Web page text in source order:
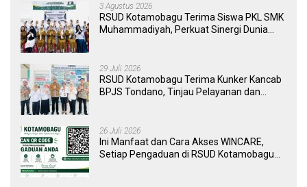
3 Agustus 2026
RSUD Kotamobagu Terima Siswa PKL SMK
Muhammadiyah, Perkuat Sinergi Dunia
29 Juli 2026
RSUD Kotamobagu Terima Kunker Kancab
BPJS Tondano, Tinjau Pelayanan dan
26 Juli 2026
Ini Manfaat dan Cara Akses WINCARE,
Setiap Pengaduan di RSUD Kotamobagu